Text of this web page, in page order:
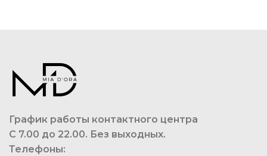
График работы контактного центра
С 7.00 до 22.00. Без выходных.
Телефоны: